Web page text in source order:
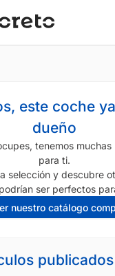
este coche
dueño
tenemos muchas
para ti.
selección y descubre
ser perfectos
nuestro catálogo
publicados